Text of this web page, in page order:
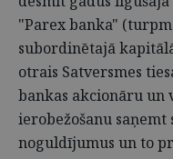
"Parex banka"
subordinētajā
otrais Satversmes
bankas akcionāru un
ierobežošanu
noguldījumus un to